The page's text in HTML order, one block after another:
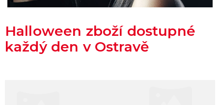
Halloween zboží dostupné
každý den v Ostravě